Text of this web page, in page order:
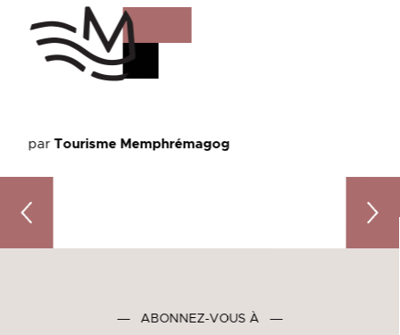
parTourisme Memphrémagog
À la recherche d’expériences gourmandes dans
― ABONNEZ-VOUS À ―